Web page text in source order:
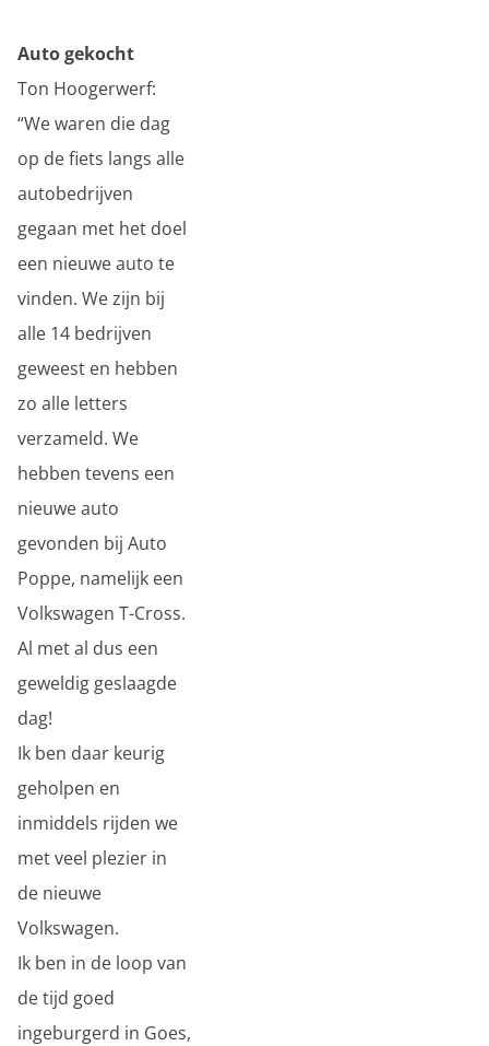
Auto gekocht
Ton Hoogerwerf:
“We waren die dag
op de fiets langs alle
autobedrijven
gegaan met het doel
een nieuwe auto te
vinden. We zijn bij
alle 14 bedrijven
geweest en hebben
zo alle letters
verzameld. We
hebben tevens een
nieuwe auto
gevonden bij Auto
Poppe, namelijk een
Volkswagen T-Cross.
Al met al dus een
geweldig geslaagde
dag!
Ik ben daar keurig
geholpen en
inmiddels rijden we
met veel plezier in
de nieuwe
Volkswagen.
Ik ben in de loop van
de tijd goed
ingeburgerd in Goes,